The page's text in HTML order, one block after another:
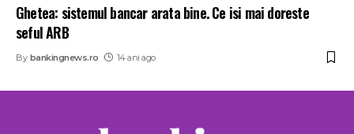
Ghetea: sistemul bancar arata bine. Ce isi mai doreste
seful ARB
By bankingnews.ro 14 ani ago